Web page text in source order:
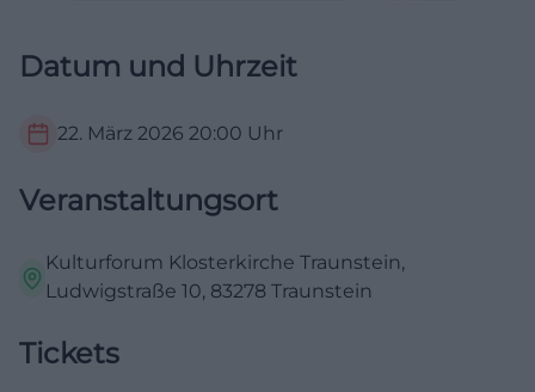
Datum und Uhrzeit
22. März 2026 20:00 Uhr
Veranstaltungsort
Kulturforum Klosterkirche Traunstein,
Ludwigstraße 10, 83278 Traunstein
Tickets